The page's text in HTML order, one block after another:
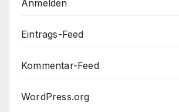
Anmelden
Eintrags-Feed
Kommentar-Feed
WordPress.org